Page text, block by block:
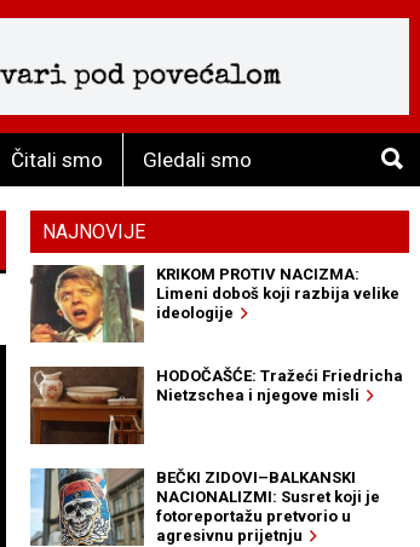
Čitali smo Gledali smo
NAJNOVIJE
KRIKOM PROTIV NACIZMA:
Limeni doboš koji razbija velike
ideologije
HODOČAŠĆE: Tražeći Friedricha
Nietzschea i njegove misli
BEČKI ZIDOVI–BALKANSKI
NACIONALIZMI: Susret koji je
fotoreportažu pretvorio u
agresivnu prijetnju